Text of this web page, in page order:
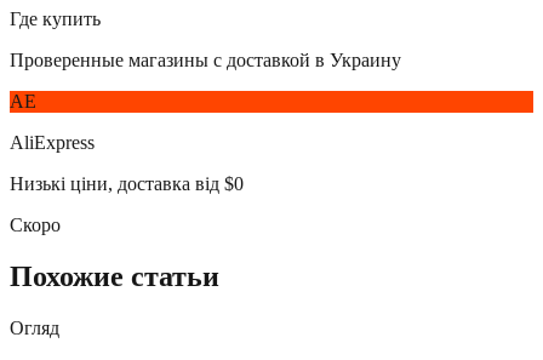
Где купить
Проверенные магазины с доставкой в Украину
AE
AliExpress
Низькі ціни, доставка від $0
Скоро
Похожие статьи
Огляд